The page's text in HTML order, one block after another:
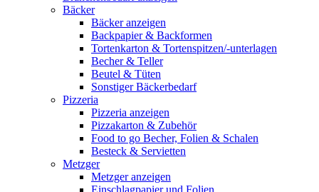
Bäcker
Bäcker anzeigen
Backpapier & Backformen
Tortenkarton & Tortenspitzen/-unterlagen
Becher & Teller
Beutel & Tüten
Sonstiger Bäckerbedarf
Pizzeria
Pizzeria anzeigen
Pizzakarton & Zubehör
Food to go Becher, Folien & Schalen
Besteck & Servietten
Metzger
Metzger anzeigen
Einschlagpapier und Folien